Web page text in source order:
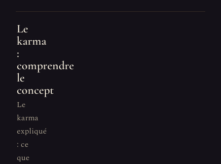
Le
karma
:
comprendre
le
concept
Le
karma
expliqué
: ce
que